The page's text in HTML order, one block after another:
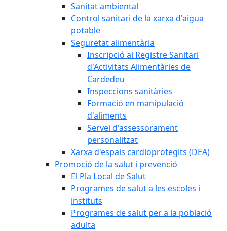
Sanitat ambiental
Control sanitari de la xarxa d'aigua
potable
Seguretat alimentària
Inscripció al Registre Sanitari
d'Activitats Alimentàries de
Cardedeu
Inspeccions sanitàries
Formació en manipulació
d'aliments
Servei d'assessorament
personalitzat
Xarxa d'espais cardioprotegits (DEA)
Promoció de la salut i prevenció
El Pla Local de Salut
Programes de salut a les escoles i
instituts
Programes de salut per a la població
adulta